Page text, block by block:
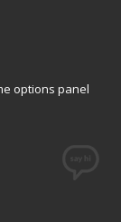
options panel